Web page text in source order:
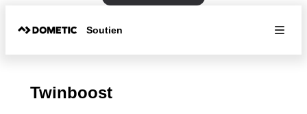
Soutien
Twinboost